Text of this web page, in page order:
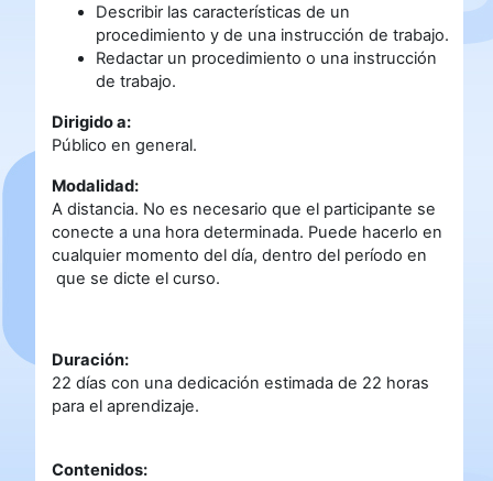
Describir las características de un
procedimiento y de una instrucción de trabajo.
Redactar un procedimiento o una instrucción
de trabajo.
Dirigido a:
Público en general.
Modalidad:
A distancia. No es necesario que el participante se
conecte a una hora determinada. Puede hacerlo en
cualquier momento del día, dentro del período en
que se dicte el curso.
Duración:
22 días con una dedicación estimada de 22 horas
para el aprendizaje.
Contenidos: